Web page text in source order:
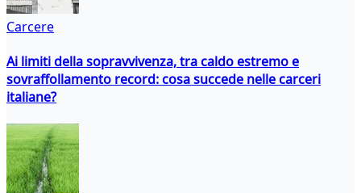
Carcere
Ai limiti della sopravvivenza, tra caldo estremo e
sovraffollamento record: cosa succede nelle carceri
italiane?